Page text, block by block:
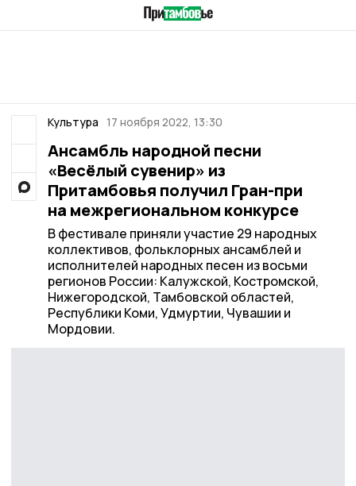
Культура 17 ноября 2022, 13:30
Ансамбль народной песни
«Весёлый сувенир» из
Притамбовья получил Гран-при
на межрегиональном конкурсе
В фестивале приняли участие 29 народных
коллективов, фольклорных ансамблей и
исполнителей народных песен из восьми
регионов России: Калужской, Костромской,
Нижегородской, Тамбовской областей,
Республики Коми, Удмуртии, Чувашии и
Мордовии.